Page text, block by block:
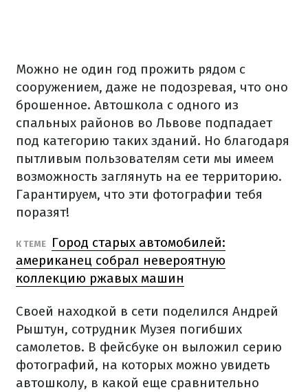
Можно не один год прожить рядом с
сооружением, даже не подозревая, что оно
брошенное. Автошкола с одного из
спальных районов во Львове подпадает
под категорию таких зданий. Но благодаря
пытливым пользователям сети мы имеем
возможность заглянуть на ее территорию.
Гарантируем, что эти фотографии тебя
поразят!
К ТЕМЕ
Город старых автомобилей:
американец собрал невероятную
коллекцию ржавых машин
Своей находкой в ​​сети поделился Андрей
Рыштун, сотрудник Музея погибших
самолетов. В фейсбуке он выложил серию
фотографий, на которых можно увидеть
автошколу, в какой еще сравнительно